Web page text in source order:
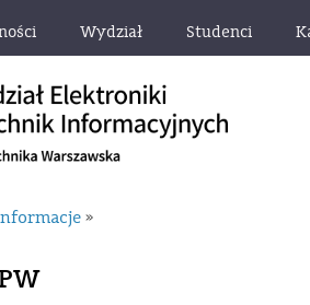
Wydział Studenci
»